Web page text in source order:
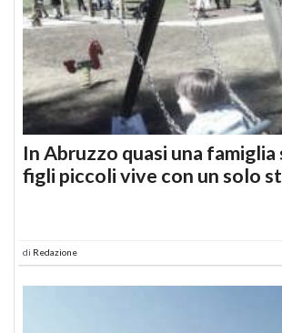
In Abruzzo quasi una famiglia
figli piccoli vive con un solo
di Redazione